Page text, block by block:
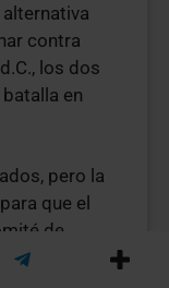
contra
los dos
en
pero la
que el
de
Musa al-